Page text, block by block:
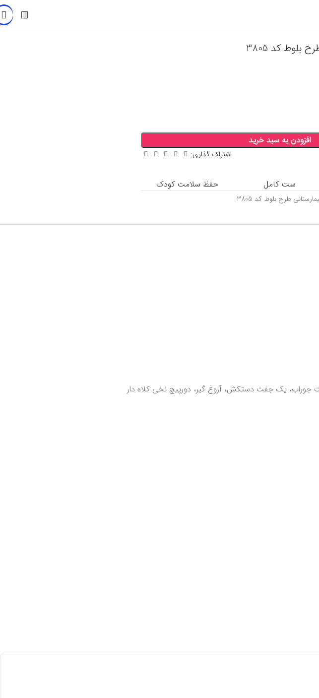
افزودن به سبد خرید
اشتراک گذاری:
ست کامل حفظ سلامت کودک
جفت جوراب، یک جفت دستکش، آروغ گیر، دورپیچ نخی کلاه دار